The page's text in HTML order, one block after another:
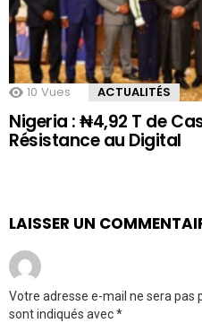
10 Vues ACTUALITÉS
Nigeria : ₦4,92 T de
Résistance au Digital
LAISSER UN
Votre adresse e-mail ne sera pas
sont indiqués avec*